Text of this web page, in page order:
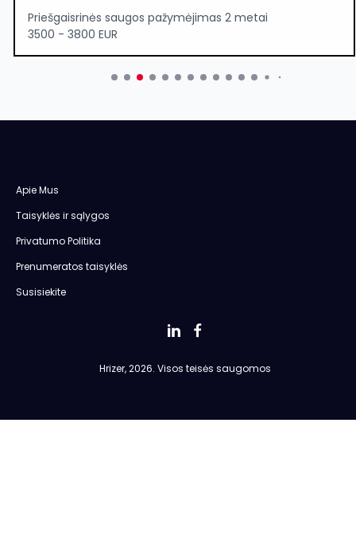
Priešgaisrinės saugos pažymėjimas 2 metai
3500 - 3800 EUR
Hrizer, 2026. Visos teisės saugomos
Apie Mus
Taisyklės ir sąlygos
Privatumo Politika
Prenumeratos taisyklės
Susisiekite